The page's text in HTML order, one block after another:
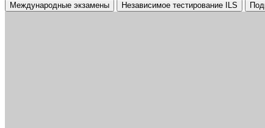
Международные экзамены Независимое тестирование ILS